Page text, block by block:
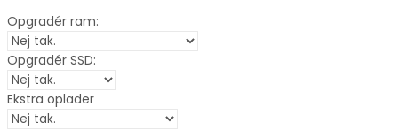
Opgradér ram:
Opgradér SSD:
Ekstra oplader